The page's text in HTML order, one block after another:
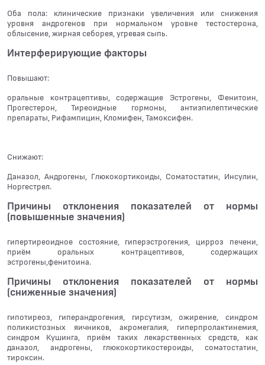
Оба пола: клинические признаки увеличения или снижения
уровня андрогенов при нормальном уровне тестостерона,
облысение, жирная себорея, угревая сыпь.
Интерферирующие факторы
Повышают:
оральные контрацептивы, содержащие Эстрогены, Фенитоин,
Прогестерон, Тиреоидные гормоны, антиэпилептические
препараты, Рифампицин, Кломифен, Тамоксифен.
Снижают:
Даназол, Андрогены, Глюкокортикоиды, Соматостатин, Инсулин,
Норгестрел.
Причины отклонения показателей от нормы
(повышенные значения)
гипертиреоидное состояние, гиперэстрогения, цирроз печени,
приём оральных контрацептивов, содержащих
эстрогены,фенитоина.
Причины отклонения показателей от нормы
(сниженные значения)
гипотиреоз, гиперандрогения, гирсутизм, ожирение, синдром
поликистозных яичников, акромегалия, гиперпролактинемия,
синдром Кушинга, приём таких лекарственных средств, как
даназол, андрогены, глюкокортикостероиды, соматостатин,
тироксин.